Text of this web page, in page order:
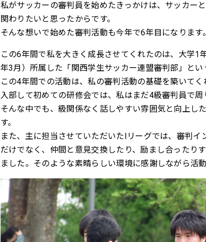
私がサッカーの審判員を始めたきっかけは、サッカー
関わりたいと思ったからです。
そんな想いで始めた審判活動も今年で6年目になります。
この6年間で私を大きく成長させてくれたのは、大学
年3月）所属した「関西学生サッカー連盟審判部」とい
この4年間での活動は、私の審判活動の基礎を築いてく
入部して初めての研修会では、私はまだ4級審判員で周
そんな中でも、級関係なく話しやすい雰囲気と向上し
す。
また、主に担当させていただいたIリーグでは、審判
だけでなく、仲間と意見交換したり、励まし合ったり
ました。そのような素晴らしい環境に感謝しながら活